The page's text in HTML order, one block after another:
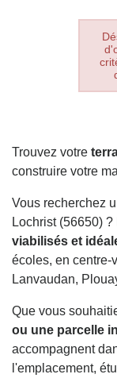
Trouvez votre
construire votre
Vous recherchez
Lochrist (56650)
viabilisés et
écoles, en centre-
Lanvaudan,
Que vous
ou une parcelle
accompagnent
l'emplacement,